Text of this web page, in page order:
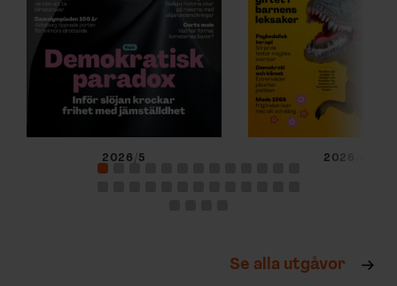
2026/5 2026/4
Se alla utgåvor